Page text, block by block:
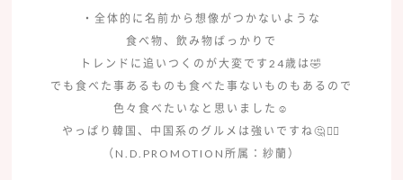
・全体的に名前から想像がつかないような
食べ物、飲み物ばっかりで
トレンドに追いつくのが大変です24歳は🤣
でも食べた事あるものも食べた事ないものもあるので
色々食べたいなと思いました☺️
やっぱり韓国、中国系のグルメは強いですね🤔❤️‍🔥
（N.D.PROMOTION所属：紗蘭）